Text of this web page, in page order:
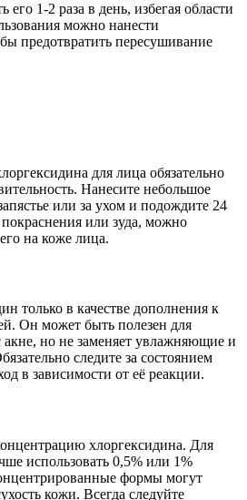
его 1-2 раза в день, избегая области
можно нанести
предотвратить пересушивание
для лица обязательно
Нанесите небольшое
или за ухом и подождите 24
или зуда, можно
на коже лица.
только в качестве дополнения к
Он может быть полезен для
но не заменяет увлажняющие и
следите за состоянием
в зависимости от её реакции.
хлоргексидина. Для
использовать 0,5% или 1%
формы могут
кожи. Всегда следуйте